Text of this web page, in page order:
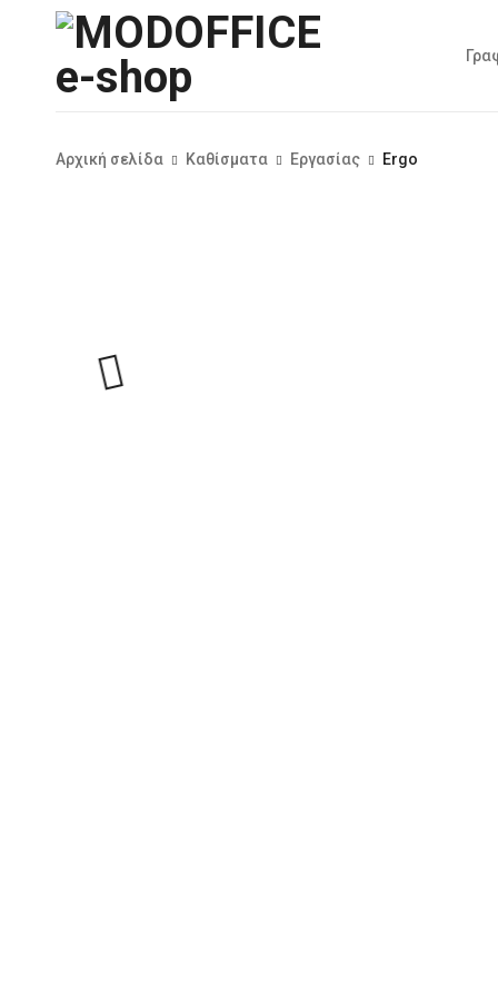
Αρχική σελίδα Καθίσματα Εργασίας Ergo